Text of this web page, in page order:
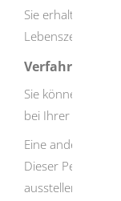
Sie erhalten den
Lebenszeit, in
Sie können den
bei Ihrer
Eine andere
Dieser Person
ausstellen.